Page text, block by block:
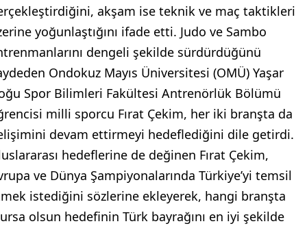
akşam ise teknik ve maç taktikleri
yoğunlaştığını ifade etti. Judo ve Sambo
dengeli şekilde sürdürdüğünü
Ondokuz Mayıs Üniversitesi (OMÜ) Yaşar
Spor Bilimleri Fakültesi Antrenörlük Bölümü
milli sporcu Fırat Çekim, her iki branşta da
devam ettirmeyi hedeflediğini dile getirdi.
hedeflerine de değinen Fırat Çekim,
ve Dünya Şampiyonalarında Türkiye’yi temsil
istediğini sözlerine ekleyerek, hangi branşta
olsun hedefinin Türk bayrağını en iyi şekilde